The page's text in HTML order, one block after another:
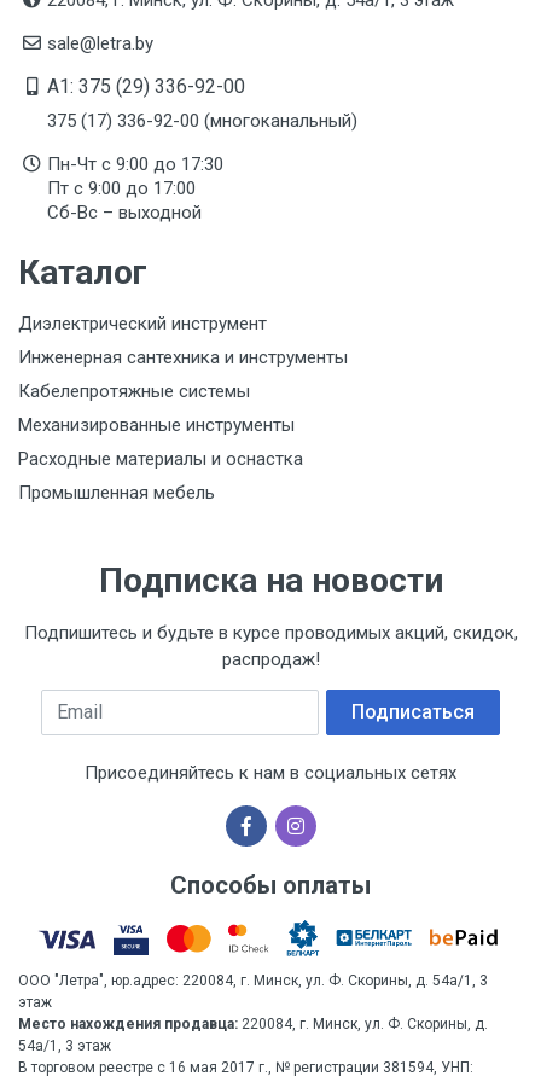
sale@letra.by
A1: 375 (29) 336-92-00
375 (17) 336-92-00 (многоканальный)
Пн-Чт с 9:00 до 17:30
Пт с 9:00 до 17:00
Сб-Вс – выходной
Каталог
Диэлектрический инструмент
Инженерная сантехника и инструменты
Кабелепротяжные системы
Механизированные инструменты
Расходные материалы и оснастка
Промышленная мебель
Подписка на новости
Подпишитесь и будьте в курсе проводимых акций, скидок,
распродаж!
Email Подписаться
Присоединяйтесь к нам в социальных сетях
Способы оплаты
ООО "Летра", юр.адрес: 220084, г. Минск, ул. Ф. Скорины, д. 54а/1, 3
этаж
Место нахождения продавца: 220084, г. Минск, ул. Ф. Скорины, д.
54а/1, 3 этаж
В торговом реестре с 16 мая 2017 г., № регистрации 381594, УНП: